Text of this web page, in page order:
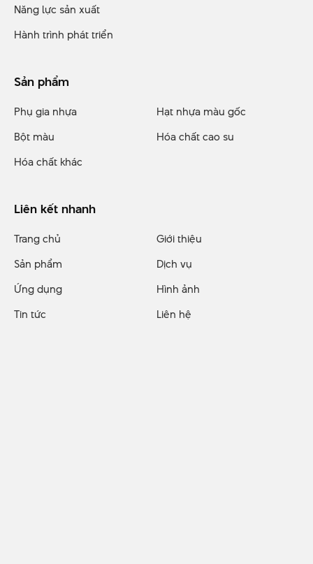
Năng lực sản xuất
Hành trình phát triển
Sản phẩm
Phụ gia nhựa
Hạt nhựa màu gốc
Bột màu
Hóa chất cao su
Hóa chất khác
Liên kết nhanh
Trang chủ
Giới thiệu
Sản phẩm
Dịch vụ
Ứng dụng
Hình ảnh
Tin tức
Liên hệ